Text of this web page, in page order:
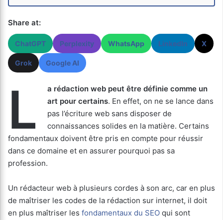
Share at:
ChatGPT Perplexity WhatsApp LinkedIn X
Grok Google AI
L
a rédaction web peut être définie comme un
art pour certains. En effet, on ne se lance dans
pas l’écriture web sans disposer de
connaissances solides en la matière. Certains
fondamentaux doivent être pris en compte pour réussir
dans ce domaine et en assurer pourquoi pas sa
profession.
Un rédacteur web à plusieurs cordes à son arc, car en plus
de maîtriser les codes de la rédaction sur internet, il doit
en plus maîtriser les fondamentaux du SEO qui sont